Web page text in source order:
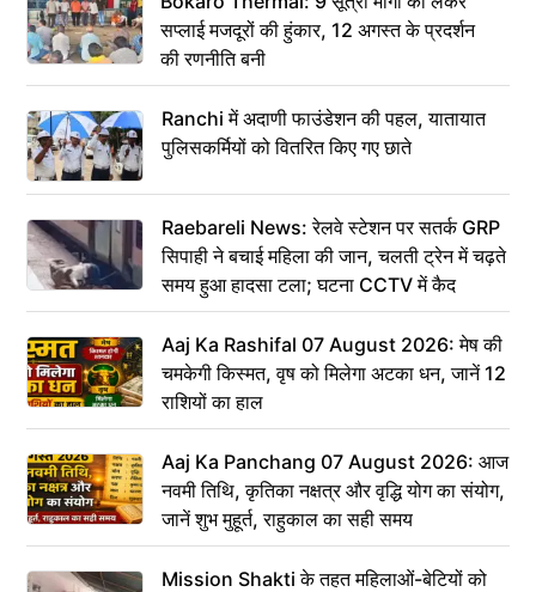
सप्लाई मजदूरों की हुंकार, 12 अगस्त के प्रदर्शन
की रणनीति बनी
Ranchi में अदाणी फाउंडेशन की पहल, यातायात
पुलिसकर्मियों को वितरित किए गए छाते
Raebareli News: रेलवे स्टेशन पर सतर्क GRP
सिपाही ने बचाई महिला की जान, चलती ट्रेन में चढ़ते
समय हुआ हादसा टला; घटना CCTV में कैद
Aaj Ka Rashifal 07 August 2026: मेष की
चमकेगी किस्मत, वृष को मिलेगा अटका धन, जानें 12
राशियों का हाल
Aaj Ka Panchang 07 August 2026: आज
नवमी तिथि, कृतिका नक्षत्र और वृद्धि योग का संयोग,
जानें शुभ मुहूर्त, राहुकाल का सही समय
Mission Shakti के तहत महिलाओं-बेटियों को